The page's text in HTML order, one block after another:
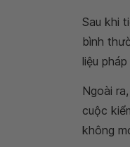
Sau khi
bình
liệu
Ngoài
cuộc
không